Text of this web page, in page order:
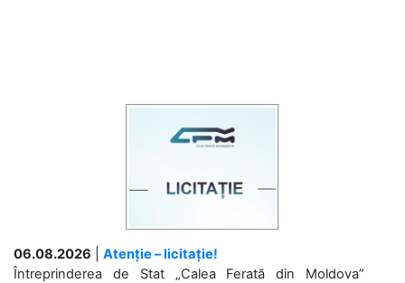
06.08.2026
Atenție – licitație!
Întreprinderea de Stat „Calea Ferată din Moldova”